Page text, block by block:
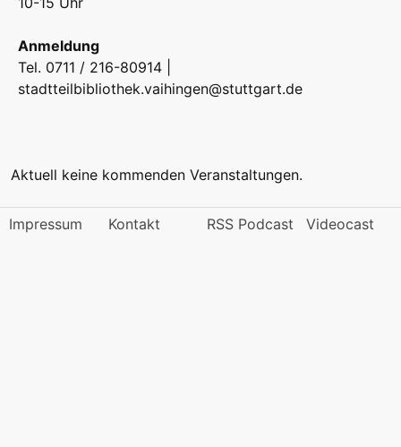
Anmeldung
Tel. 0711 / 216-80914 |
stadtteilbibliothek.vaihingen@stuttgart.de
Aktuell keine kommenden Veranstaltungen.
Impressum Kontakt RSS Podcast Videocast